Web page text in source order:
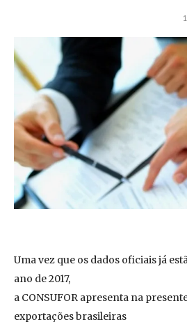
Uma vez que os dados oficiais já
ano de 2017,
a CONSUFOR apresenta na
exportações brasileiras